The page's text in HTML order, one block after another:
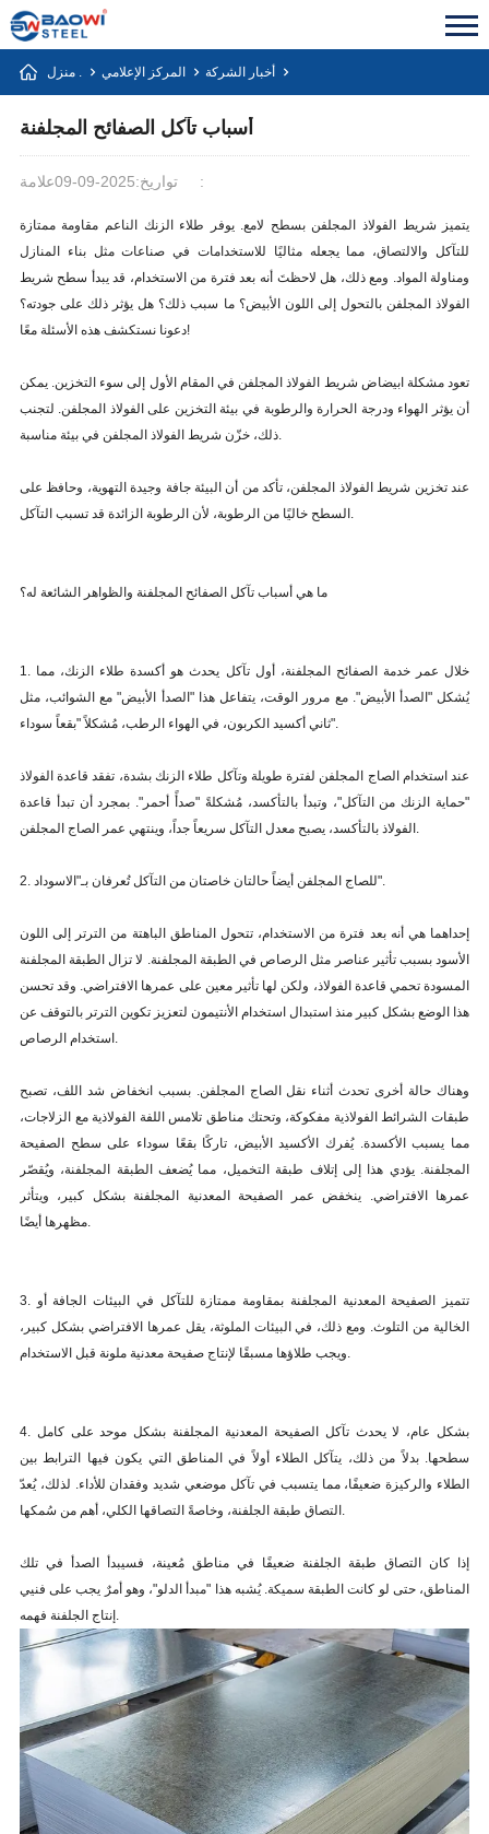
منزل . المركز الإعلامي أخبار الشركة
أسباب تآكل الصفائح المجلفنة
تواريخ:2025-09-09 علامة:
يتميز شريط الفولاذ المجلفن بسطح لامع. يوفر طلاء الزنك الناعم مقاومة ممتازة
للتآكل والالتصاق، مما يجعله مثاليًا للاستخدامات في صناعات مثل بناء المنازل
ومناولة المواد. ومع ذلك، هل لاحظتَ أنه بعد فترة من الاستخدام، قد يبدأ سطح شريط
الفولاذ المجلفن بالتحول إلى اللون الأبيض؟ ما سبب ذلك؟ هل يؤثر ذلك على جودته؟
دعونا نستكشف هذه الأسئلة معًا!
تعود مشكلة ابيضاض شريط الفولاذ المجلفن في المقام الأول إلى سوء التخزين. يمكن
أن يؤثر الهواء ودرجة الحرارة والرطوبة في بيئة التخزين على الفولاذ المجلفن. لتجنب
ذلك، خزّن شريط الفولاذ المجلفن في بيئة مناسبة.
عند تخزين شريط الفولاذ المجلفن، تأكد من أن البيئة جافة وجيدة التهوية، وحافظ على
السطح خاليًا من الرطوبة، لأن الرطوبة الزائدة قد تسبب التآكل.
ما هي أسباب تآكل الصفائح المجلفنة والظواهر الشائعة له؟
1. خلال عمر خدمة الصفائح المجلفنة، أول تآكل يحدث هو أكسدة طلاء الزنك، مما
يُشكل "الصدأ الأبيض". مع مرور الوقت، يتفاعل هذا "الصدأ الأبيض" مع الشوائب، مثل
ثاني أكسيد الكربون، في الهواء الرطب، مُشكلاً "بقعاً سوداء".
عند استخدام الصاج المجلفن لفترة طويلة وتآكل طلاء الزنك بشدة، تفقد قاعدة الفولاذ
"حماية الزنك من التآكل"، وتبدأ بالتأكسد، مُشكلةً "صدأً أحمر". بمجرد أن تبدأ قاعدة
الفولاذ بالتأكسد، يصبح معدل التآكل سريعاً جداً، وينتهي عمر الصاج المجلفن.
2. للصاج المجلفن أيضاً حالتان خاصتان من التآكل تُعرفان بـ"الاسوداد".
إحداهما هي أنه بعد فترة من الاستخدام، تتحول المناطق الباهتة من الترتر إلى اللون
الأسود بسبب تأثير عناصر مثل الرصاص في الطبقة المجلفنة. لا تزال الطبقة المجلفنة
المسودة تحمي قاعدة الفولاذ، ولكن لها تأثير معين على عمرها الافتراضي. وقد تحسن
هذا الوضع بشكل كبير منذ استبدال استخدام الأنتيمون لتعزيز تكوين الترتر بالتوقف عن
استخدام الرصاص.
وهناك حالة أخرى تحدث أثناء نقل الصاج المجلفن. بسبب انخفاض شد اللف، تصبح
طبقات الشرائط الفولاذية مفكوكة، وتحتك مناطق تلامس اللفة الفولاذية مع الزلاجات،
مما يسبب الأكسدة. يُفرك الأكسيد الأبيض، تاركًا بقعًا سوداء على سطح الصفيحة
المجلفنة. يؤدي هذا إلى إتلاف طبقة التخميل، مما يُضعف الطبقة المجلفنة، ويُقصّر
عمرها الافتراضي. ينخفض عمر الصفيحة المعدنية المجلفنة بشكل كبير، ويتأثر
مظهرها أيضًا.
3. تتميز الصفيحة المعدنية المجلفنة بمقاومة ممتازة للتآكل في البيئات الجافة أو
الخالية من التلوث. ومع ذلك، في البيئات الملوثة، يقل عمرها الافتراضي بشكل كبير،
ويجب طلاؤها مسبقًا لإنتاج صفيحة معدنية ملونة قبل الاستخدام.
4. بشكل عام، لا يحدث تآكل الصفيحة المعدنية المجلفنة بشكل موحد على كامل
سطحها. بدلاً من ذلك، يتآكل الطلاء أولاً في المناطق التي يكون فيها الترابط بين
الطلاء والركيزة ضعيفًا، مما يتسبب في تآكل موضعي شديد وفقدان للأداء. لذلك، يُعدّ
التصاق طبقة الجلفنة، وخاصةً التصاقها الكلي، أهم من سُمكها.
إذا كان التصاق طبقة الجلفنة ضعيفًا في مناطق مُعينة، فسيبدأ الصدأ في تلك
المناطق، حتى لو كانت الطبقة سميكة. يُشبه هذا "مبدأ الدلو"، وهو أمرٌ يجب على فنيي
إنتاج الجلفنة فهمه.